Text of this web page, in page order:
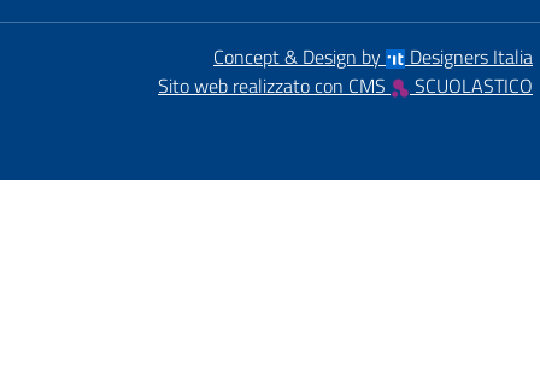
Concept & Design by
Designers Italia
Sito web realizzato con CMS
SCUOLASTICO